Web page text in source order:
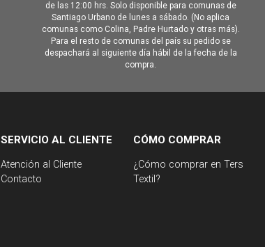
de las 12:00 hrs. Solo disponible para comunas de
Santiago Urbano de lunes a sábado. (No aplica
comunas como Colina, Padre Hurtado y otras más).
Para el resto de comunas del país su pedido se
despachará al siguiente día hábil de la fecha de la
compra.
SERVICIO AL CLIENTE
Atención al Cliente
Contacto
CÓMO COMPRAR
¿Cómo comprar en Ters
Textil?